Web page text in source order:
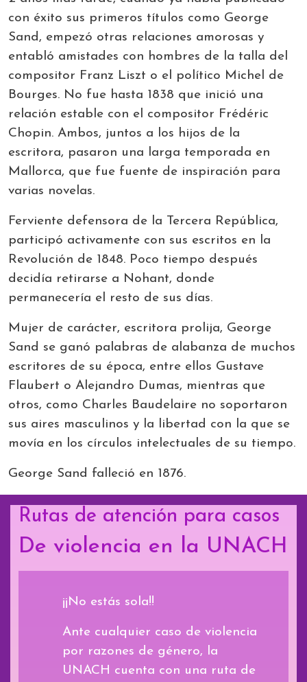
con éxito sus primeros títulos como George
Sand, empezó otras relaciones amorosas y
entabló amistades con hombres de la talla del
compositor Franz Liszt o el político Michel de
Bourges. No fue hasta 1838 que inició una
relación estable con el compositor Frédéric
Chopin. Ambos, juntos a los hijos de la
escritora, pasaron una larga temporada en
Mallorca, que fue fuente de inspiración para
varias novelas.
Ferviente defensora de la Tercera República,
participó activamente con sus escritos en la
Revolución de 1848. Poco tiempo después
decidía retirarse a Nohant, donde
permanecería el resto de sus días.
Mujer de carácter, escritora prolija, George
Sand se ganó palabras de alabanza de muchos
escritores de su época, entre ellos Gustave
Flaubert o Alejandro Dumas, mientras que
otros, como Charles Baudelaire no soportaron
sus aires masculinos y la libertad con la que se
movía en los círculos intelectuales de su tiempo.
George Sand falleció en 1876.
Rutas de atención para casos
De violencia en la UNACH
¡¡No estás sola!!
Ante cualquier caso de violencia
por razones de género, la
UNACH cuenta con una ruta de